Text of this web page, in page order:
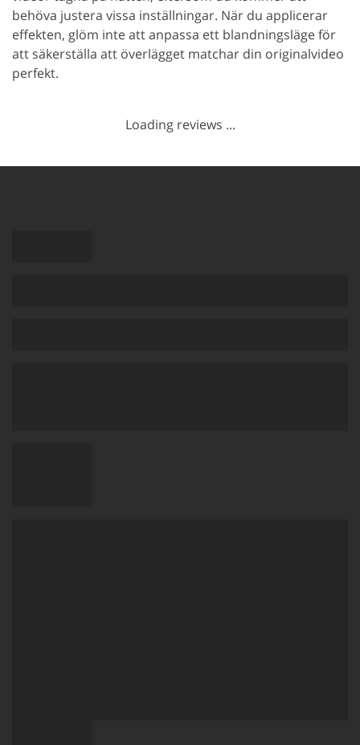
behöva justera vissa inställningar. När du applicerar
effekten, glöm inte att anpassa ett blandningsläge för
att säkerställa att överlägget matchar din originalvideo
perfekt.
Loading reviews ...